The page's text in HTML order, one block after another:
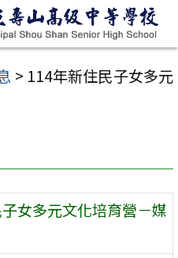
> 114年新住民子女多元
女多元文化培育營－媒